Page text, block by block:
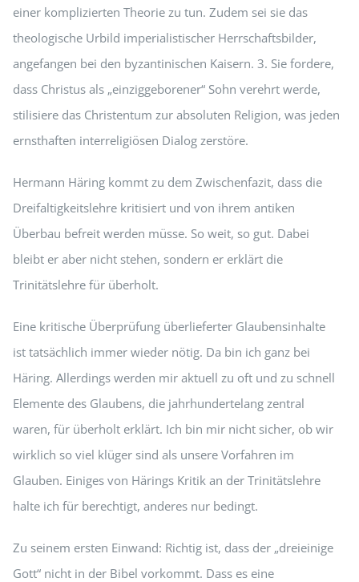
einer komplizierten Theorie zu tun. Zudem sei sie das
theologische Urbild imperialistischer Herrschaftsbilder,
angefangen bei den byzantinischen Kaisern. 3. Sie fordere,
dass Christus als „einziggeborener“ Sohn verehrt werde,
stilisiere das Christentum zur absoluten Religion, was jeden
ernsthaften interreligiösen Dialog zerstöre.
Hermann Häring kommt zu dem Zwischenfazit, dass die
Dreifaltigkeitslehre kritisiert und von ihrem antiken
Überbau befreit werden müsse. So weit, so gut. Dabei
bleibt er aber nicht stehen, sondern er erklärt die
Trinitätslehre für überholt.
Eine kritische Überprüfung überlieferter Glaubensinhalte
ist tatsächlich immer wieder nötig. Da bin ich ganz bei
Häring. Allerdings werden mir aktuell zu oft und zu schnell
Elemente des Glaubens, die jahrhundertelang zentral
waren, für überholt erklärt. Ich bin mir nicht sicher, ob wir
wirklich so viel klüger sind als unsere Vorfahren im
Glauben. Einiges von Härings Kritik an der Trinitätslehre
halte ich für berechtigt, anderes nur bedingt.
Zu seinem ersten Einwand: Richtig ist, dass der „dreieinige
Gott“ nicht in der Bibel vorkommt. Dass es eine